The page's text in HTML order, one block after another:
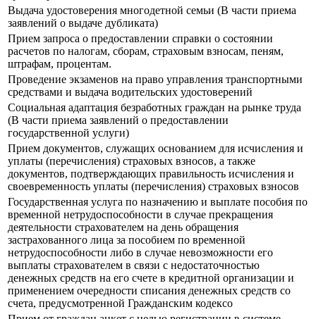
Выдача удостоверения многодетной семьи (В части приема
заявлений о выдаче дубликата)
Прием запроса о предоставлении справки о состоянии
расчетов по налогам, сборам, страховым взносам, пеням,
штрафам, процентам.
Проведение экзаменов на право управления транспортными
средствами и выдача водительских удостоверений
Социальная адаптация безработных граждан на рынке труда
(В части приема заявлений о предоставлении
государственной услуги)
Прием документов, служащих основанием для исчисления и
уплаты (перечисления) страховых взносов, а также
документов, подтверждающих правильность исчисления и
своевременность уплаты (перечисления) страховых взносов
Государственная услуга по назначению и выплате пособия по
временной нетрудоспособности в случае прекращения
деятельности страхователем на день обращения
застрахованного лица за пособием по временной
нетрудоспособности либо в случае невозможности его
выплаты страхователем в связи с недостаточностью
денежных средств на его счете в кредитной организации и
применением очередности списания денежных средств со
счета, предусмотренной Гражданским кодексо